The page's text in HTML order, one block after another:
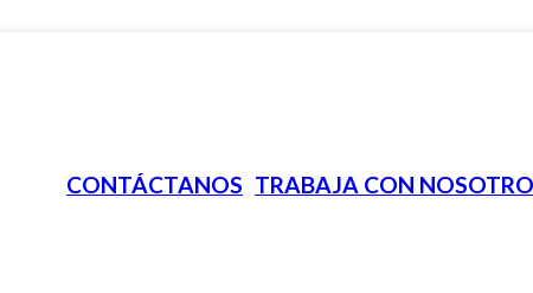
CONTÁCTANOS TRABAJA CON